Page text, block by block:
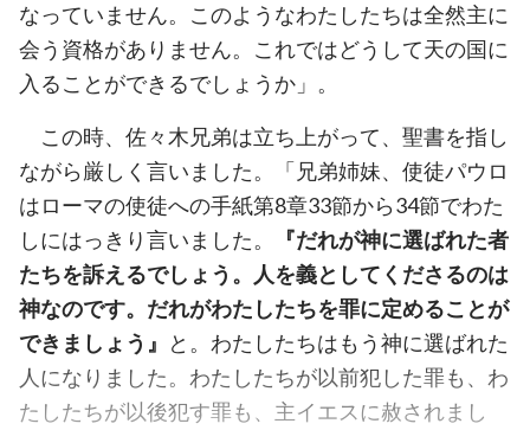
なっていません。このようなわたしたちは全然主に
会う資格がありません。これではどうして天の国に
入ることができるでしょうか」。
この時、佐々木兄弟は立ち上がって、聖書を指し
ながら厳しく言いました。「兄弟姉妹、使徒パウロ
はローマの使徒への手紙第8章33節から34節でわた
しにはっきり言いました。
『だれが神に選ばれた者
たちを訴えるでしょう。人を義としてくださるのは
神なのです。だれがわたしたちを罪に定めることが
できましょう』 と。わたしたちはもう神に選ばれた
人になりました。わたしたちが以前犯した罪も、わ
たしたちが以後犯す罪も、主イエスに赦されまし